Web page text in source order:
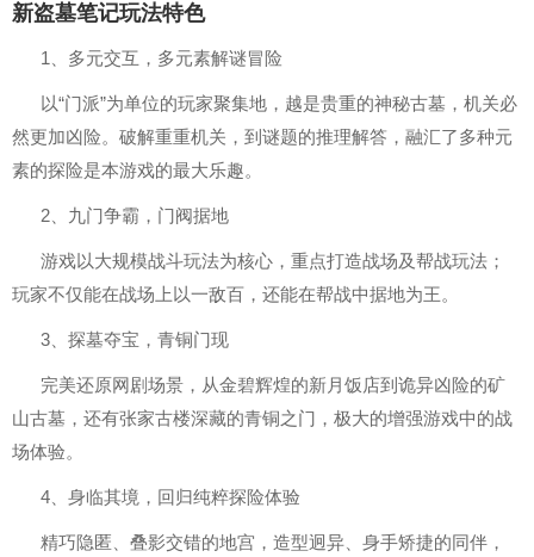
新盗墓笔记玩法特色
1、多元交互，多元素解谜冒险
以“门派”为单位的玩家聚集地，越是贵重的神秘古墓，机关必
然更加凶险。破解重重机关，到谜题的推理解答，融汇了多种元
素的探险是本游戏的最大乐趣。
2、九门争霸，门阀据地
游戏以大规模战斗玩法为核心，重点打造战场及帮战玩法；
玩家不仅能在战场上以一敌百，还能在帮战中据地为王。
3、探墓夺宝，青铜门现
完美还原网剧场景，从金碧辉煌的新月饭店到诡异凶险的矿
山古墓，还有张家古楼深藏的青铜之门，极大的增强游戏中的战
场体验。
4、身临其境，回归纯粹探险体验
精巧隐匿、叠影交错的地宫，造型迥异、身手矫捷的同伴，